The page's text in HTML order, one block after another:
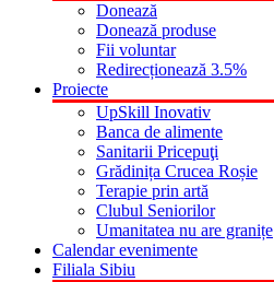
Donează
Donează produse
Fii voluntar
Redirecționează 3.5%
Proiecte
UpSkill Inovativ
Banca de alimente
Sanitarii Pricepuţi
Grădinița Crucea Roșie
Terapie prin artă
Clubul Seniorilor
Umanitatea nu are granițe
Calendar evenimente
Filiala Sibiu